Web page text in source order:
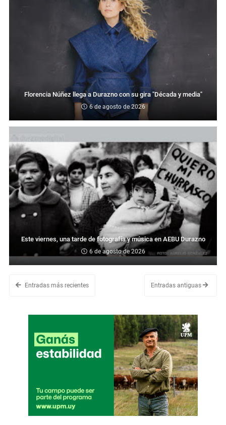
Florencia Núñez llega a Durazno con su gira "Década y media"
6 de agosto de 2026
Este viernes, una tarde de fotografía y música en AEBU Durazno
6 de agosto de 2026
Entradas más recientes Entradas antiguas